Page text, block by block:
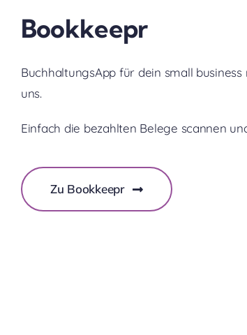
Bookkeepr
BuchhaltungsApp für dein small
uns.
Einfach die bezahlten Belege scannen
Zu Bookkeepr